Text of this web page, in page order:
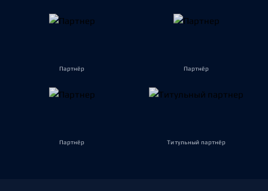
Партнёр Партнёр
Партнёр Титульный партнёр